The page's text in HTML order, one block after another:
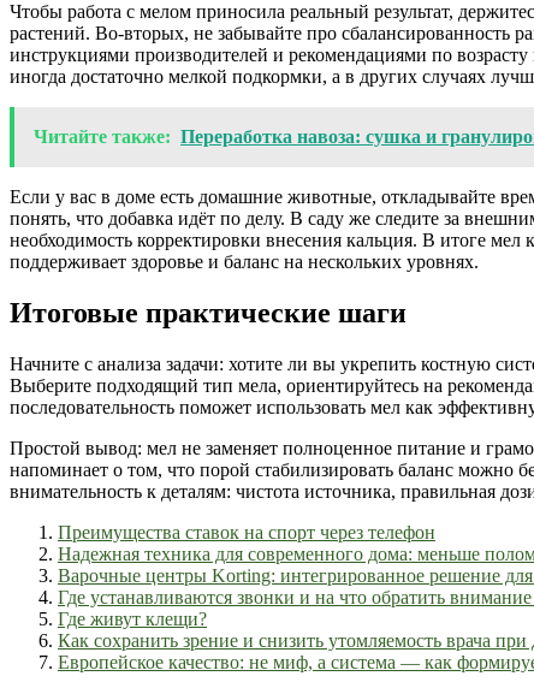
Чтобы работа с мелом приносила реальный результат,
растений. Во-вторых, не забывайте про сбалансированность
инструкциями производителей и рекомендациями по
иногда достаточно мелкой подкормки, а в других случаях
Читайте также: Переработка навоза: сушка и
Если у вас в доме есть домашние животные, откладывайте
понять, что добавка идёт по делу. В саду же следите за
необходимость корректировки внесения кальция. В итоге
поддерживает здоровье и баланс на нескольких уровнях.
Итоговые практические шаги
Начните с анализа задачи: хотите ли вы укрепить костную
Выберите подходящий тип мела, ориентируйтесь на
последовательность поможет использовать мел как
Простой вывод: мел не заменяет полноценное питание и
напоминает о том, что порой стабилизировать баланс можно
внимательность к деталям: чистота источника, правильная
Преимущества ставок на спорт через телефон
Надежная техника для современного дома: меньше
Варочные центры Korting: интегрированное решение
Где устанавливаются звонки и на что обратить
Где живут клещи?
Как сохранить зрение и снизить утомляемость врача
Европейское качество: не миф, а система — как